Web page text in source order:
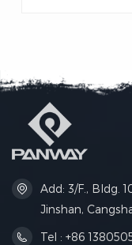
travel.
Add: 3/F., Bldg.
Jinshan,
Tel : +86